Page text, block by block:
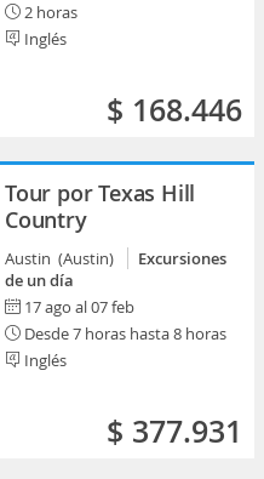
2 horas
Inglés
$ 168.446
Tour por Texas Hill
Country
Austin (Austin)
Excursiones
de un día
17 ago al 07 feb
Desde 7 horas hasta 8 horas
Inglés
$ 377.931